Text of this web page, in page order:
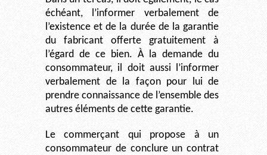
échéant, l’informer verbalement de
l’existence et de la durée de la garantie
du fabricant offerte gratuitement à
l’égard de ce bien. À la demande du
consommateur, il doit aussi l’informer
verbalement de la façon pour lui de
prendre connaissance de l’ensemble des
autres éléments de cette garantie.
Le commerçant qui propose à un
consommateur de conclure un contrat